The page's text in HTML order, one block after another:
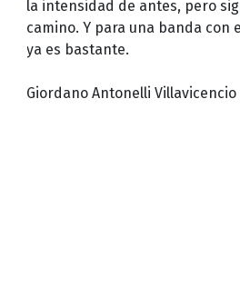
la intensidad de antes, pero
camino. Y para una banda con
ya es bastante.
Giordano Antonelli Villavicencio